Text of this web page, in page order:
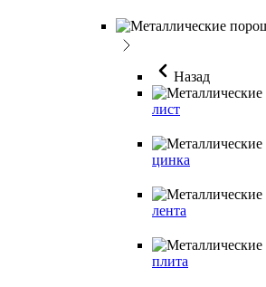
Назад
лист
цинка
лента
плита